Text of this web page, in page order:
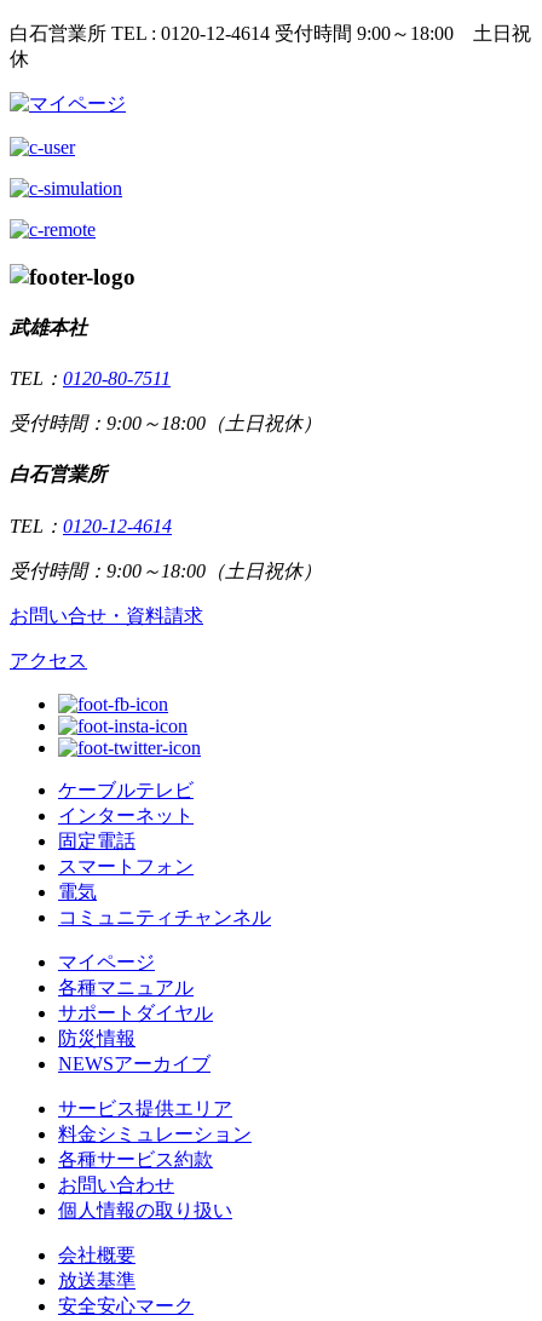
白石営業所 TEL : 0120-12-4614 受付時間 9:00～18:00 土日祝
休
武雄本社
TEL： 0120-80-7511
受付時間：9:00～18:00（土日祝休）
白石営業所
TEL： 0120-12-4614
受付時間：9:00～18:00（土日祝休）
お問い合せ・資料請求
アクセス
ケーブルテレビ
インターネット
固定電話
スマートフォン
電気
コミュニティチャンネル
マイページ
各種マニュアル
サポートダイヤル
防災情報
NEWSアーカイブ
サービス提供エリア
料金シミュレーション
各種サービス約款
お問い合わせ
個人情報の取り扱い
会社概要
放送基準
安全安心マーク